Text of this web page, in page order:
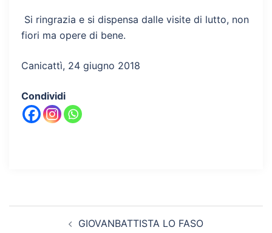
Si ringrazia e si dispensa dalle visite di lutto, non
fiori ma opere di bene.
Canicattì, 24 giugno 2018
Condividi
GIOVANBATTISTA LO FASO